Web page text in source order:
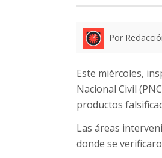
Por
Este miércoles,
Nacional Civil
productos
Las áreas
donde se